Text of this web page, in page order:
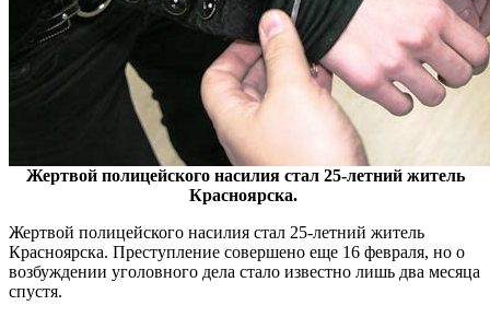
Жертвой полицейского насилия стал 25-летний житель
Красноярска.
Жертвой полицейского насилия стал 25-летний житель
Красноярска. Преступление совершено еще 16 февраля, но о
возбуждении уголовного дела стало известно лишь два месяца
спустя.